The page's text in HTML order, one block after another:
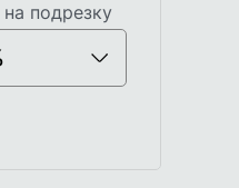
на подрезку